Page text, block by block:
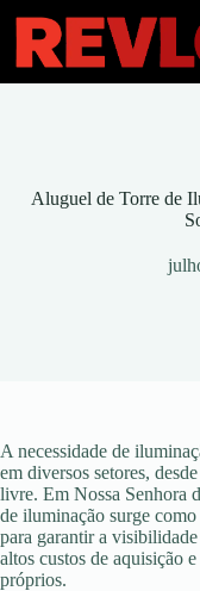
para
conteúdo
Aluguel de Torre de
A necessidade de
em diversos setores,
livre. Em Nossa Senhora
de iluminação surge
para garantir a visibilidade
altos custos de aquisição
próprios.